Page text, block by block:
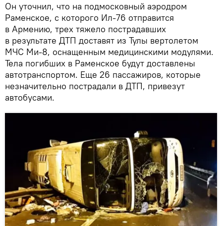
Он уточнил, что на подмосковный аэродром
Раменское, с которого Ил-76 отправится
в Армению, трех тяжело пострадавших
в результате ДТП доставят из Тулы вертолетом
МЧС Ми-8, оснащенным медицинскими модулями.
Тела погибших в Раменское будут доставлены
автотранспортом. Еще 26 пассажиров, которые
незначительно пострадали в ДТП, привезут
автобусами.